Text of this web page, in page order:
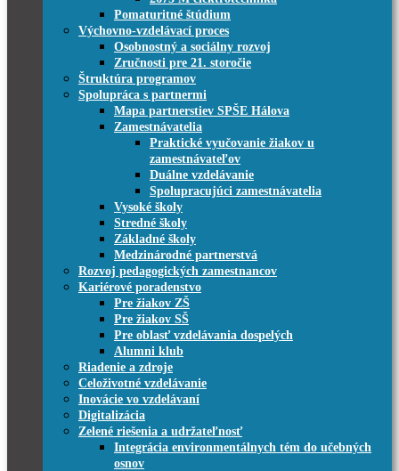
Pomaturitné štúdium
Výchovno-vzdelávací proces
Osobnostný a sociálny rozvoj
Zručnosti pre 21. storočie
Štruktúra programov
Spolupráca s partnermi
Mapa partnerstiev SPŠE Hálova
Zamestnávatelia
Praktické vyučovanie žiakov u
zamestnávateľov
Duálne vzdelávanie
Spolupracujúci zamestnávatelia
Vysoké školy
Stredné školy
Základné školy
Medzinárodné partnerstvá
Rozvoj pedagogických zamestnancov
Kariérové poradenstvo
Pre žiakov ZŠ
Pre žiakov SŠ
Pre oblasť vzdelávania dospelých
Alumni klub
Riadenie a zdroje
Celoživotné vzdelávanie
Inovácie vo vzdelávaní
Digitalizácia
Zelené riešenia a udržateľnosť
Integrácia environmentálnych tém do učebných
osnov